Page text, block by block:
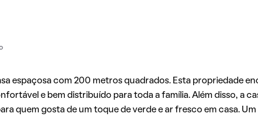
espaçosa com 200 metros quadrados. Esta propriedade
e bem distribuído para toda a família. Além disso, a
quem gosta de um toque de verde e ar fresco em casa.